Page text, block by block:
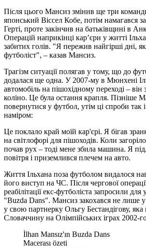
Після цього Мансиз змінив ще три
японський Віссел Кобе, потім намагався
Герті, проте закінчив на батьківщині в
Операцій наприкінці кар’єри у житті
забитих голів. "Я пережив найгірші дні,
футболіст", – казав Мансиз.
Трагізм ситуації полягав у тому, що до
додалася ще одна. У 2007-му в Мюнхені
автомобіль на пішохідному переході – він
коліно. Це була остання крапля. Пізніше
повернутися у футбол, утім ці спроби
наміром:
Це поклало край моїй кар'єрі. Я бігав
на світлофорі для пішоходів. Коли
почав рух – тоді мене збила машина. Я
повітря і приземлився плечем на авто.
Життя Ільхана поза футболом видалося
його виступ на ЧС. Після чергової
реабілітації екс-футболіста запросили для
"Buzda Dans". Мансиз закохався не лише у
у свою партнерку Ольгу Бестандігову, яка
Словаччину на Олімпійських іграх 2002-
İlhan Mansız'ın Buzda Dans
Macerası özeti